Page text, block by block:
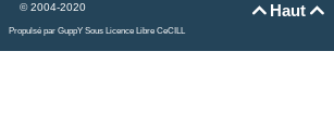
Haut 
© 2004-2020
Propulsé par GuppY Sous Licence Libre CeCILL